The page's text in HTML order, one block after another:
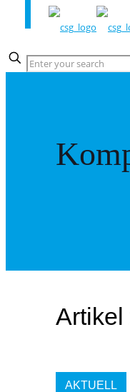
Artikel
AKTUELL